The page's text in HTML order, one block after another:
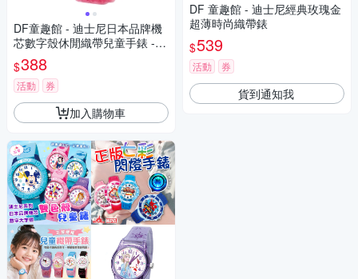
DF童趣館 - 迪士尼日本品牌機
芯數字殼休閒織帶兒童手錶 -
多款可選
$388
活動 券
加入購物車
DF 童趣館 - 迪士尼經典玫瑰金
超薄時尚織帶錶
$539
活動 券
貨到通知我